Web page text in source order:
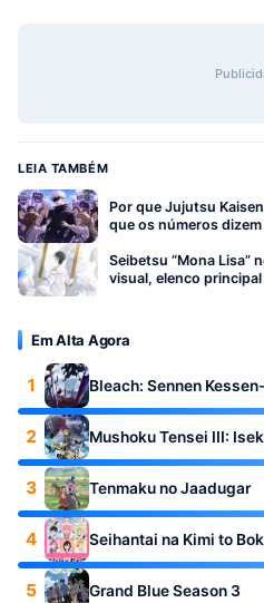
LEIA TAMBÉM
Por que Jujutsu
que os números
Seibetsu “Mona Lisa”
visual, elenco
Em Alta Agora
1 Bleach: Sennen
2 Mushoku Tensei III:
3 Tenmaku no Jaadugar
4 Seihantai na Kimi to
5 Grand Blue Season 3